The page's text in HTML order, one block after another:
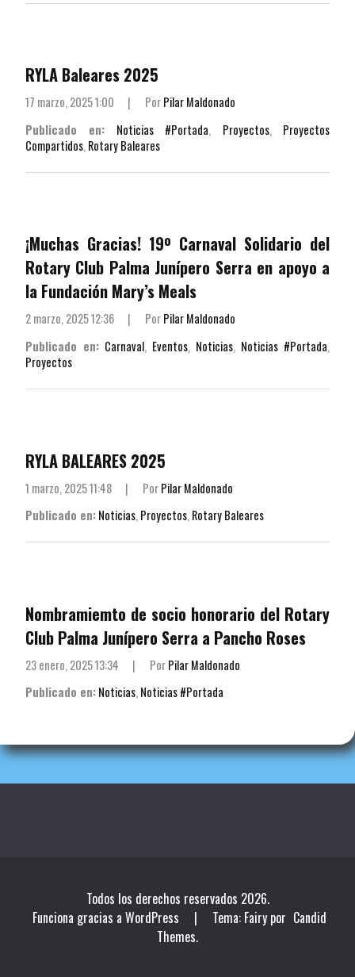
RYLA Baleares 2025
17 marzo, 2025 1:00 | PorPilar Maldonado
Publicado en:
Noticias #Portada, Proyectos, Proyectos
Compartidos, Rotary Baleares
¡Muchas Gracias! 19º Carnaval Solidario del
Rotary Club Palma Junípero Serra en apoyo a
la Fundación Mary’s Meals
2 marzo, 2025 12:36 | PorPilar Maldonado
Publicado en: Carnaval, Eventos, Noticias, Noticias #Portada,
Proyectos
RYLA BALEARES 2025
1 marzo, 2025 11:48 | PorPilar Maldonado
Publicado en:Noticias, Proyectos, Rotary Baleares
Nombramiemto de socio honorario del Rotary
Club Palma Junípero Serra a Pancho Roses
23 enero, 2025 13:34 | PorPilar Maldonado
Publicado en:Noticias, Noticias #Portada
Todos los derechos reservados 2026.
Funciona gracias a WordPress
| Tema: Fairy por Candid
Themes.